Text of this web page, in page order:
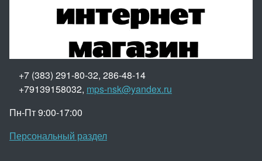
+7 (383) 291-80-32, 286-48-14
+79139158032, mps-nsk@yandex.ru
Пн-Пт 9:00-17:00
Персональный раздел